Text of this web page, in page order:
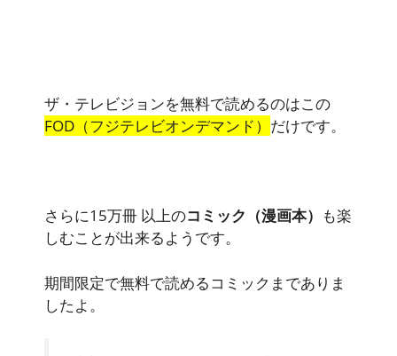
ザ・テレビジョンを無料で読めるのはこの
FOD（フジテレビオンデマンド） だけです。
さらに15万冊 以上のコミック（漫画本） も楽
しむことが出来るようです。
期間限定で無料で読めるコミックまでありま
したよ。